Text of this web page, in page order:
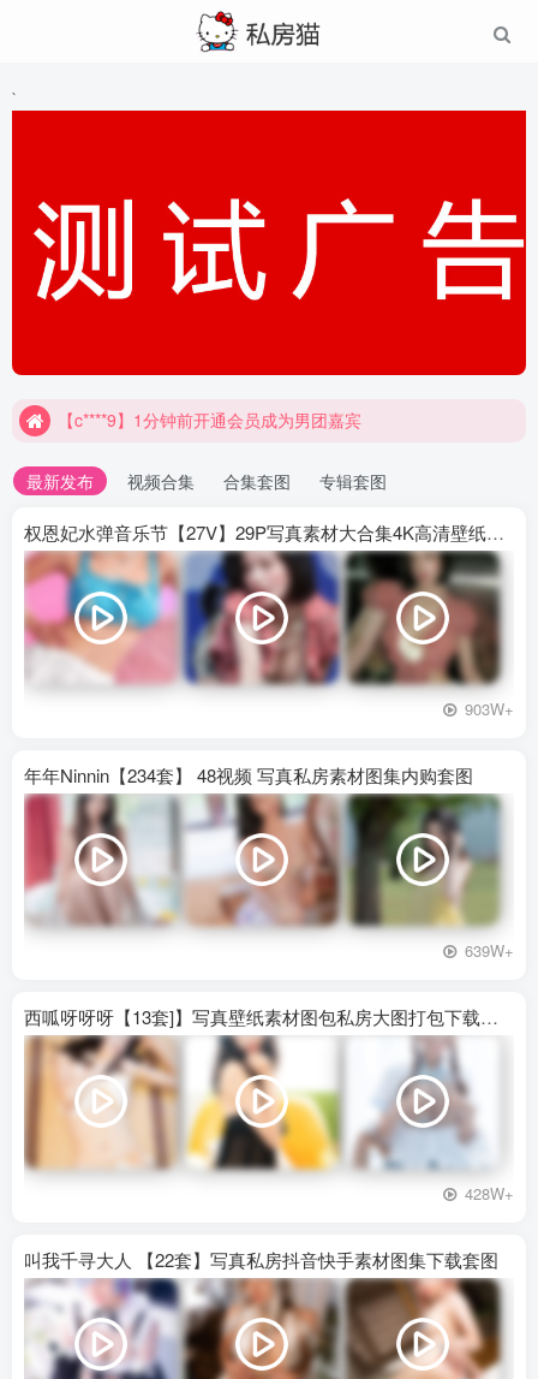
`
【c****9】1分钟前开通会员成为男团嘉宾
最新发布 视频合集 合集套图 专辑套图
权恩妃水弹音乐节【27V】29P写真素材大合集4K高清壁纸照片素材
903W+
年年Ninnin【234套】 48视频 写真私房素材图集内购套图
639W+
西呱呀呀呀【13套]】写真壁纸素材图包私房大图打包下载百度网盘
428W+
叫我千寻大人 【22套】写真私房抖音快手素材图集下载套图